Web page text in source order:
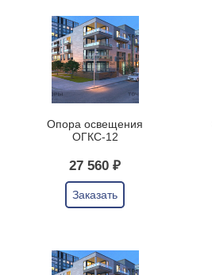
Опора освещения
ОГКС-12
27 560 ₽
Заказать